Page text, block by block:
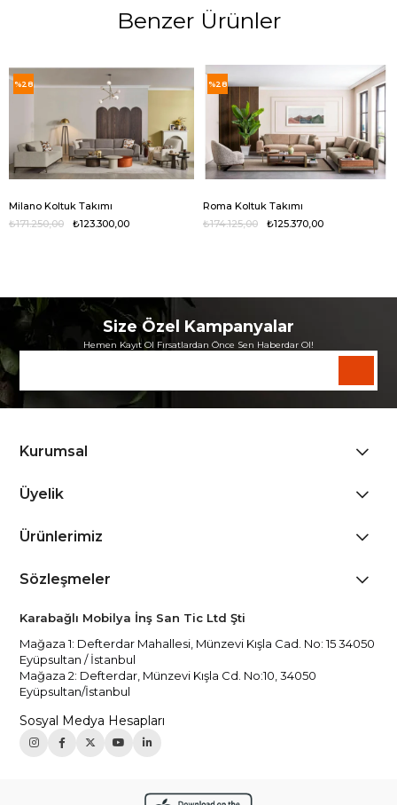
Benzer Ürünler
Milano Koltuk Takımı
₺123.300,00
₺171.250,00
%28
Roma Koltuk Takımı
₺125.370,00
₺174.125,00
%28
Size Özel Kampanyalar
Hemen Kayıt Ol Fırsatlardan Önce Sen Haberdar Ol!
Kurumsal
Üyelik
Ürünlerimiz
Sözleşmeler
Karabağlı Mobilya İnş San Tic Ltd Şti
Mağaza 1: Defterdar Mahallesi, Münzevi Kışla Cad. No: 15 34050
Eyüpsultan / İstanbul
Mağaza 2: Defterdar, Münzevi Kışla Cd. No:10, 34050
Eyüpsultan/İstanbul
Sosyal Medya Hesapları